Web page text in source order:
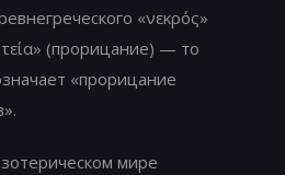
«νεκρός»
(прорицание) — то
«прорицание
мире